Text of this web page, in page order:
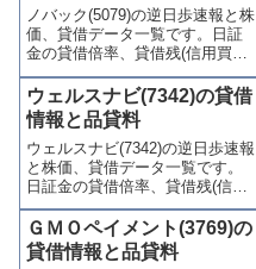
ノバック(5079)の逆日歩速報と株
価、貸借データ一覧です。日証
金の貸借倍率、貸借残(信用買
残、信用売残)、品貸料(逆日
歩)、東証の週末残高、規制(注意
喚起・申込停止)など、空売り関
連情報を集計し、図解でわかり
やすくまとめて掲載していま
す。
ウェルスナビ(7342)の貸借
情報と品貸料
ウェルスナビ(7342)の逆日歩速報
と株価、貸借データ一覧です。
日証金の貸借倍率、貸借残(信用
買残、信用売残)、品貸料(逆日
歩)、東証の週末残高、規制(注意
喚起・申込停止)など、空売り関
連情報を集計し、図解でわかり
ＧＭＯペイメント(3769)の
貸借情報と品貸料